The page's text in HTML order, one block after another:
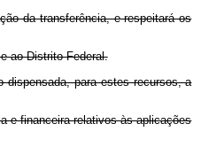
da transferência, e respeitará os
ao Distrito Federal.
dispensada, para estes recursos, a
e financeira relativos às aplicações